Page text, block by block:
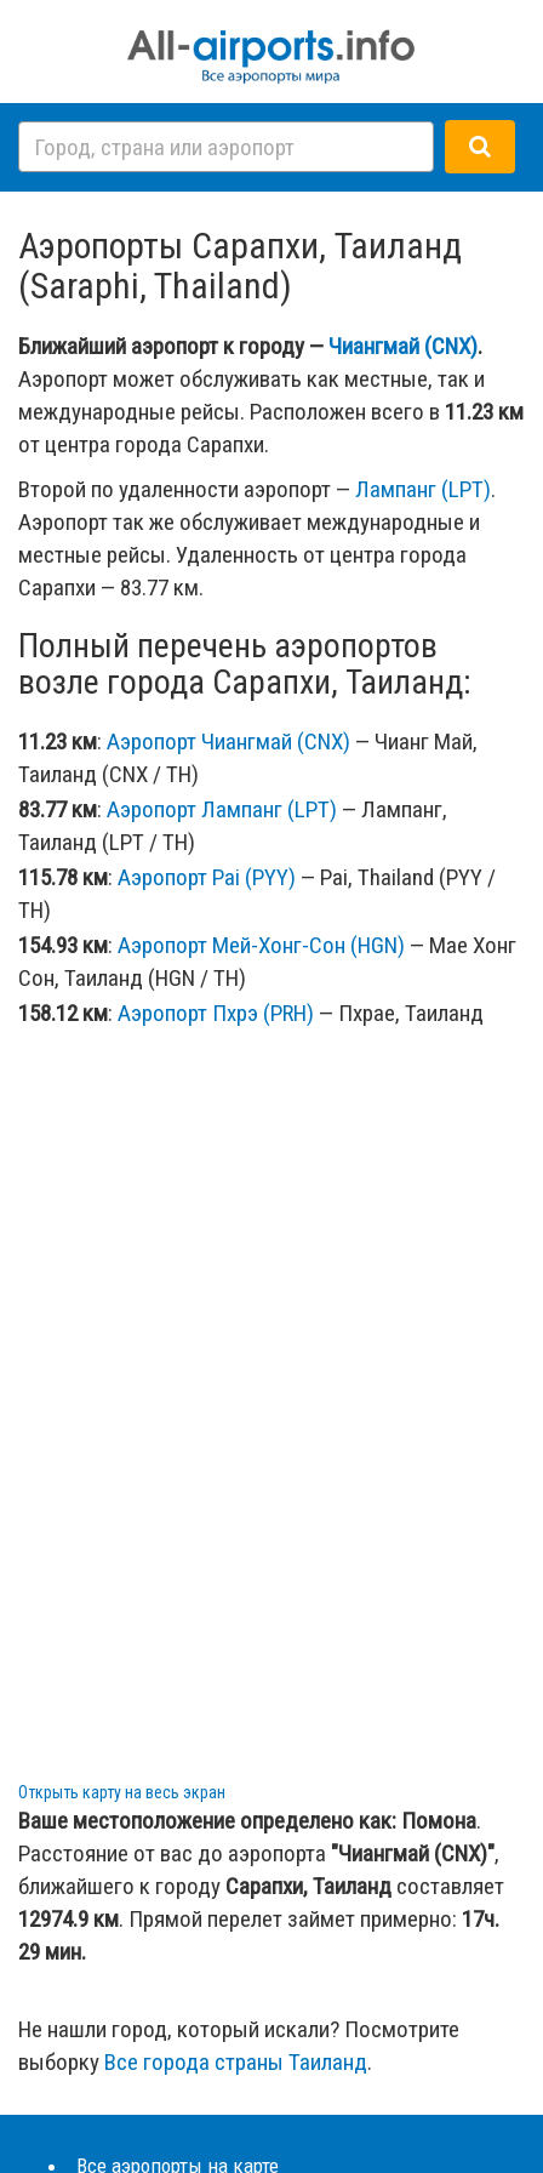
Аэропорты Сарапхи, Таиланд
(Saraphi, Thailand)
Ближайший аэропорт к городу — Чиангмай (CNX).
Аэропорт может обслуживать как местные, так и
международные рейсы. Расположен всего в 11.23 км
от центра города Сарапхи.
Второй по удаленности аэропорт — Лампанг (LPT).
Аэропорт так же обслуживает международные и
местные рейсы. Удаленность от центра города
Сарапхи — 83.77 км.
Полный перечень аэропортов
возле города Сарапхи, Таиланд:
11.23 км: Аэропорт Чиангмай (CNX) — Чианг Май,
Таиланд (CNX / TH)
83.77 км: Аэропорт Лампанг (LPT) — Лампанг,
Таиланд (LPT / TH)
115.78 км: Аэропорт Pai (PYY) — Pai, Thailand (PYY /
TH)
154.93 км: Аэропорт Мей-Хонг-Сон (HGN) — Мае Хонг
Сон, Таиланд (HGN / TH)
158.12 км: Аэропорт Пхрэ (PRH) — Пхрае, Таиланд
Открыть карту на весь экран
Ваше местоположение определено как: Помона.
Расстояние от вас до аэропорта "Чиангмай (CNX)",
ближайшего к городу Сарапхи, Таиланд составляет
12974.9 км. Прямой перелет займет примерно: 17ч.
29 мин.
Не нашли город, который искали? Посмотрите
выборку Все города страны Таиланд.
Все аэропорты на карте